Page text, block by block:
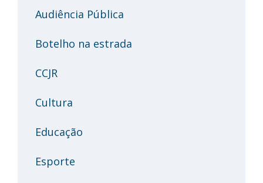
Audiência Pública
Botelho na estrada
CCJR
Cultura
Educação
Esporte